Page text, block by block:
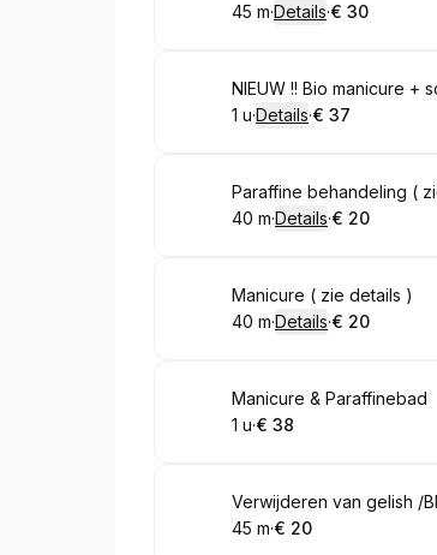
.Duur:
45 m·Details·
.Prijs:
€ 30
Boek
NIEUW !! Bio manicure +
. Duur:
1 u·Details·
.Prijs:
€ 37
Boek
Paraffine behandeling (
.Duur:
40 m·Details·
.Prijs:
€ 20
Boek
Manicure ( zie details )
.Duur:
40 m·Details·
.Prijs:
€ 20
Boek
Manicure & Paraffinebad
. Duur:
1 u·
.Prijs:
€ 38
Boek
Verwijderen van gelish /
.Duur :
45 m·
.Prijs:
€ 20